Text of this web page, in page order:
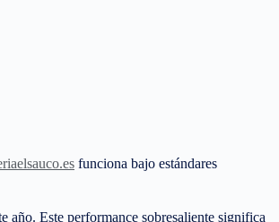
funciona bajo estándares
año. Este performance sobresaliente significa